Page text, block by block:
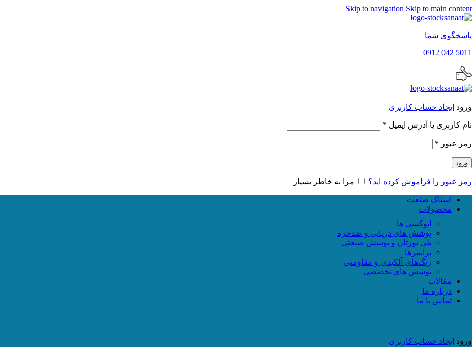
Skip to navigation Skip to main content
پاسخگوی شما
5011 042 0912
ورود ایجاد حساب کاربری
نام کاربری یا آدرس ایمیل *
رمز عبور *
ورود
رمز عبور را فراموش کرده اید؟ مرا به خاطر بسپار
استاک صنعت
محصولات
اپوکسی ها
پوشش های دریایی و ضدخزه
پلی یورتان و پوشش صنعتی
پرایمرها
رنگ‌های آلکیدی و مقاومتی
پوشش های تخصصی
مقالات
درباره ما
تماس با ما
ورود ایجاد حساب کاربری